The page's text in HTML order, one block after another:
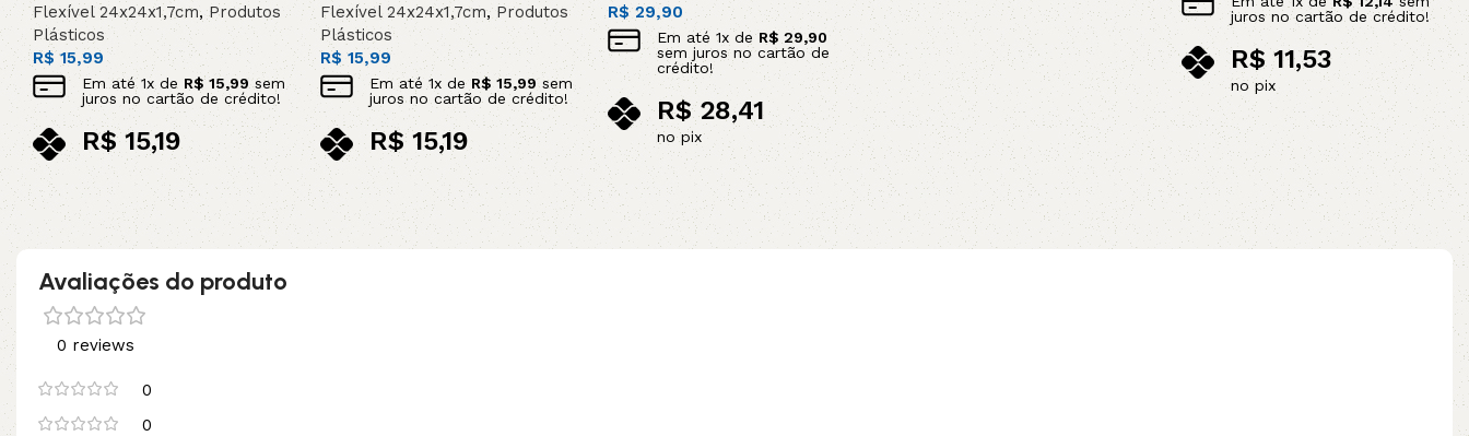
Flexível 24x24x1,7cm,Produtos
Plásticos
R$15,99
Em até1x de R$15,99 sem
juros no cartão de crédito!
R$15,19
no pix
Adicionar ao carrinho
Flexível 24x24x1,7cm, Produtos
Plásticos
R$ 15,99
Em até 1x de R$ 15,99sem
juros no cartão de crédito!
R$15,19
no pix
Adicionar ao carrinho
R$29,90
Em até 1x deR$ 29,90
sem juros no cartão de
crédito!
R$28,41
no pix
Adicionar ao carrinho
juros no cartão de crédito!
R$11,53
no pix
Adicionar ao carrinho
Avaliações do produto
0 reviews
0
0